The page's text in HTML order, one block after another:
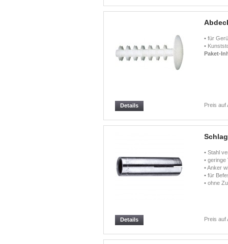
• für
•
Paket-
Preis auf
Details
• Stahl
•
• Anker
• für
• ohne
Preis auf
Details